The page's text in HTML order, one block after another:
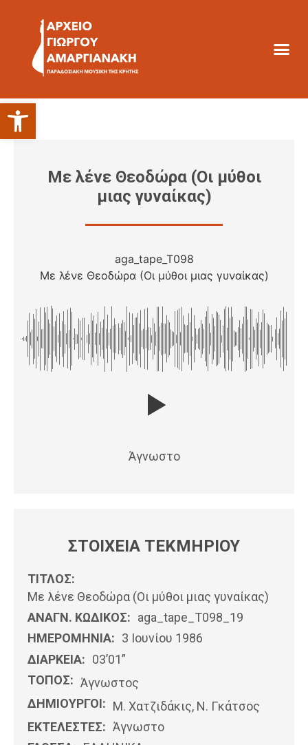
Ανοίξτε τη γραμμή εργαλείων
Με λένε Θεοδώρα (Οι μύθοι
μιας γυναίκας)
aga_tape_T098
Με λένε Θεοδώρα (Οι μύθοι μιας γυναίκας)
Άγνωστο
ΣΤΟΙΧΕΙΑ ΤΕΚΜΗΡΙΟΥ
ΤΙΤΛΟΣ:
Με λένε Θεοδώρα (Οι μύθοι μιας γυναίκας)
ΑΝΑΓΝ. ΚΩΔΙΚΟΣ: aga_tape_T098_19
ΗΜΕΡΟΜΗΝΊΑ: 3 Ιουνίου 1986
ΔΙΑΡΚΕΙΑ: 03’01”
ΤΟΠΟΣ: Άγνωστος
ΔΗΜΙΟΥΡΓΟΙ: Μ. Χατζιδάκις, Ν. Γκάτσος
ΕΚΤΕΛΕΣΤΕΣ: Άγνωστο